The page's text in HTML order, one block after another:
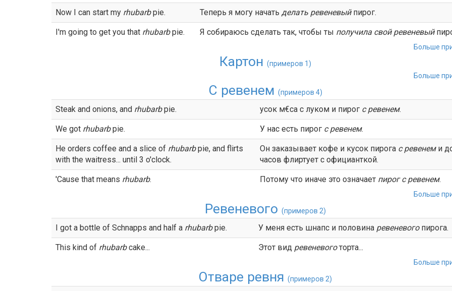
Now I can start my rhubarbpie. Теперь я могу начать делать ревеневыйпирог.
I'm going to get you that rhubarbpie. Я собираюсь сделать так, чтобы ты получила свой ревеневый
Больше
Картон (примеров 1)
Больше
С ревенем (примеров 4)
Steak and onions, and rhubarbpie. усок м€са с луком и пирог с ревенем.
We got rhubarbpie. У нас есть пирог с ревенем.
He orders coffee and a slice of rhubarbpie, and flirts
with the waitress... until 3 o'clock.
Он заказывает кофе и кусок пирога сревенеми
часов флиртует с официанткой.
'Cause that means rhubarb. Потому что иначе это означает пирогс ревенем.
Больше
Ревеневого (примеров 2)
I got a bottle of Schnapps and half a rhubarbpie. У меня есть шнапс и половина ревеневогопирога.
This kind of rhubarbcake... Этот вид ревеневоготорта...
Больше
Отваре ревня(примеров 2)